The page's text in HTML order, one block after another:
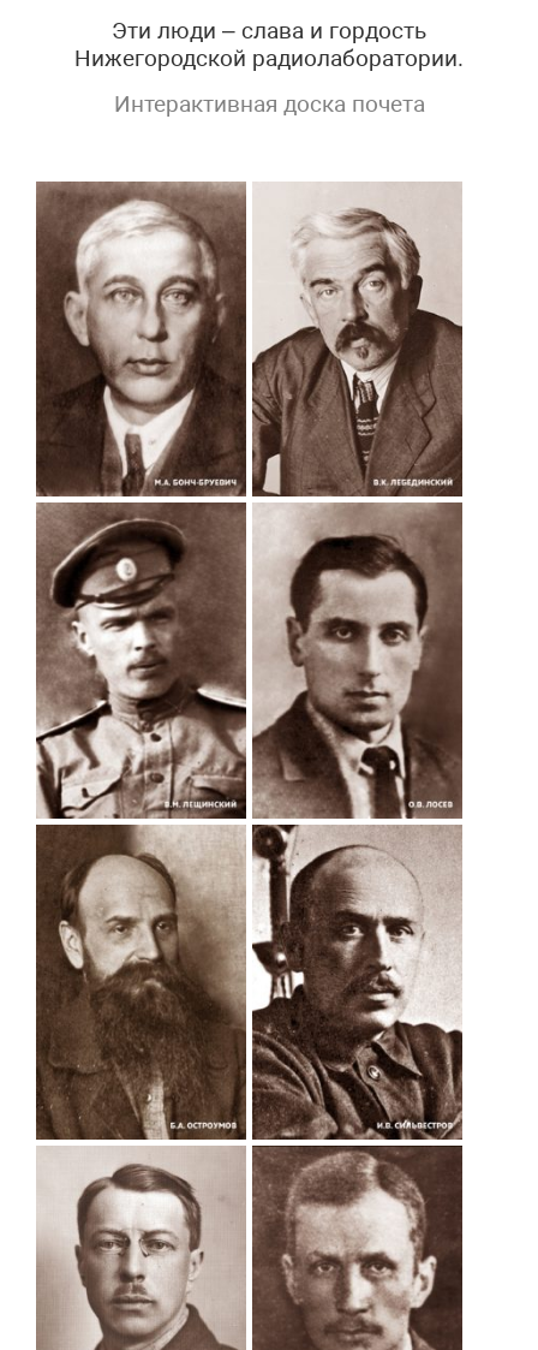
Эти люди – слава и гордость
Нижегородской радиолаборатории.
Интерактивная доска почета